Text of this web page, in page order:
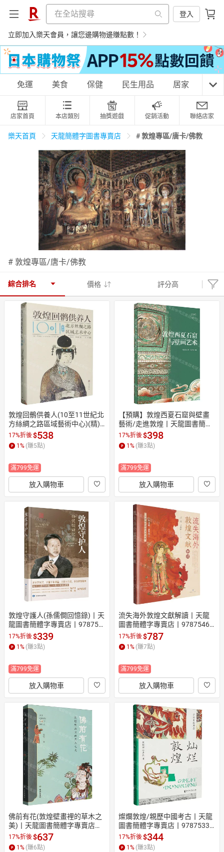
登入
立即加入樂天會員，讓您邊購物邊賺點數！
購物網分類
天天免運 美食蛋糕 養生保健 民生用品
居家生活 3C家電 運動休閒 親子玩具
女裝 男裝 化妝保養 情趣用品
日本購物 電子/紙本書
免運 美食 保健 民生用品 居家 3C
店家首頁 本店類別 抽獎遊戲 促銷活動 聯絡店家
樂天首頁 天龍簡體字圖書專賣店 # 敦煌專區/唐卡/佛教
# 敦煌專區/唐卡/佛教
綜合排名 價格 評分高
敦煌回鶻供養人(10至11世紀北
方絲綢之路區域藝術中心)(精)
丨天龍圖書簡體字專賣店丨978
7554176412 (tl2609)
17%折後$538
1 % (賺5點)
滿799免運
放入購物車
【預購】敦煌西夏石窟與壁畫
藝術/走進敦煌丨天龍圖書簡體
字專賣店丨9787220140952 (tl
2610)
17%折後$398
1 % (賺3點)
滿799免運
放入購物車
敦煌守護人(孫儒僴回憶錄)丨天
龍圖書簡體字專賣店丨978754
9030590 (tl2609)
17%折後$339
1% (賺3點)
滿799免運
放入購物車
流失海外敦煌文獻解讀丨天龍
圖書簡體字專賣店丨97875468
27674 (tl2609)
17%折後$787
1% (賺7點)
滿799免運
放入購物車
佛前有花(敦煌壁畫裡的草木之
美)丨天龍圖書簡體字專賣店丨
9787552708240 (tl2609)
17%折後$637
1 % (賺6點)
燦爛敦煌/親歷中國考古丨天龍
圖書簡體字專賣店丨97875339
82584 (tl2609)
17%折後$344
1 % (賺3點)